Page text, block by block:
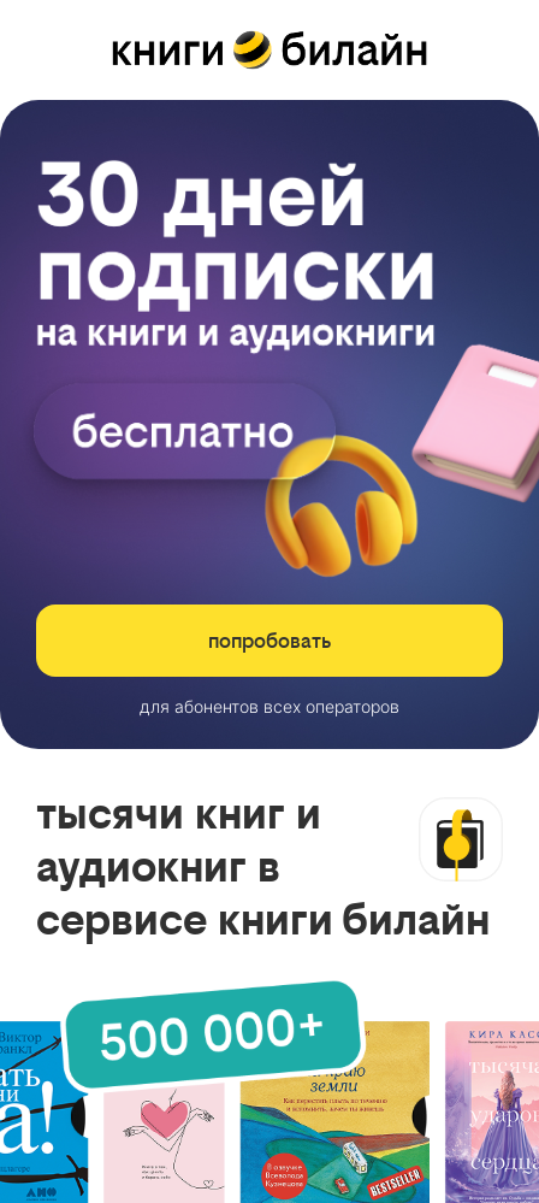
попробовать
для абонентов всех операторов
тысячи книг и
аудиокниг в
сервисе книги билайн